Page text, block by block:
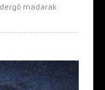
madarak